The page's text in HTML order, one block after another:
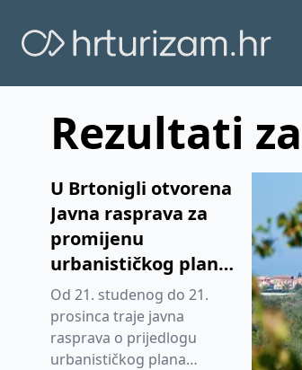
Rezultati
U Brtonigli otvorena
Javna rasprava za
promijenu
urbanističkog plana
za gradnju hotela i
28 vila
Od 21. studenog do 21.
prosinca traje javna
rasprava o prijedlogu
urbanističkog plana